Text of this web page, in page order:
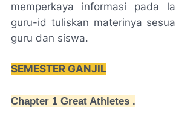
memperkaya informasi pada
guru-id tuliskan materinya
guru dan siswa.
SEMESTER GANJIL
Chapter 1 Great Athletes .